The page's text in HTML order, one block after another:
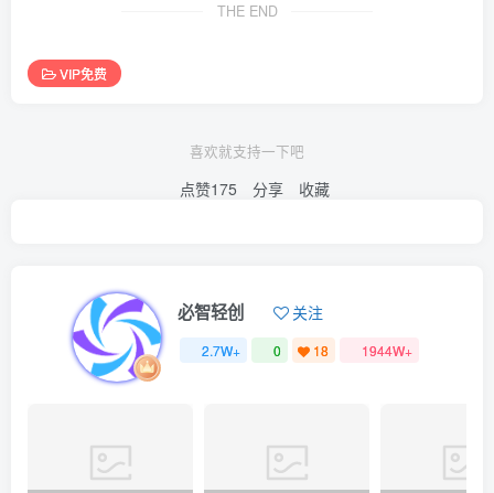
THE END
VIP免费
喜欢就支持一下吧
点赞175 分享 收藏
必智轻创 关注
2.7W+ 0 18 1944W+